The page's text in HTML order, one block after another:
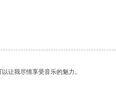
让我尽情享受音乐的魅力。